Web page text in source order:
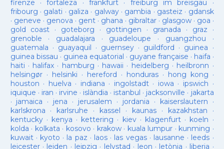
firenze ·fortaleza · frankfurt· freiburg im breisgau ·
fribourg · galati · galiza · galway· gambia · gasteiz · gdansk
· geneve · genova · gent· ghana · gibraltar· glasgow· goa ·
gold coast · goteborg · gottingen · granada · graz ·
grenoble · guadalajara · guadeloupe · guangzhou ·
guatemala · guayaquil · guernsey· guildford · guinea ·
guinea bissau · guinea equatorial · guyane française · haifa ·
haiti · halifax · hamburg · hawaii · heidelberg · heilbronn ·
helsingør· helsinki · hereford · honduras· hong kong ·
houston · huelva · indiana · ingolstadt· iowa · ipswich ·
iquique · iran · irvine · islàndia · istanbul · jacksonville · jakarta
· jamaica · jena · jerusalem · jordania · kaiserslautern ·
karlskrona · karlsruhe · kassel · kaunas· kazakhstan ·
kentucky· kenya · kettering · kiev· klagenfurt · koeln ·
kolda · kolkata · kosovo · krakow· kuala lumpur · kunming ·
kuwait· kyoto · la paz · laos· las vegas· lausanne · leeds ·
leicester· leiden · leipzig · lelystad · leon · letònia · liberia ·